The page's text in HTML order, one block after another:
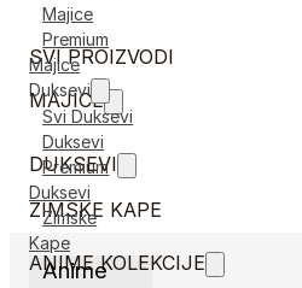
Majice
Premium
Majice
Duksevi
Svi Duksevi
Duksevi
Premium
Duksevi
Zimske
Kape
Anime
SVI PROIZVODI
MAJICE
DUKSEVI
ZIMSKE KAPE
ANIME KOLEKCIJE